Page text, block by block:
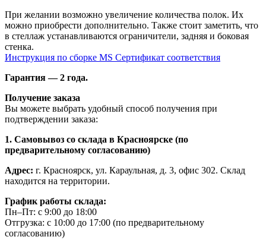
При желании возможно увеличение количества полок. Их
можно приобрести дополнительно. Также стоит заметить, что
в стеллаж устанавливаются ограничители, задняя и боковая
стенка.
Инструкция по сборке MS Сертификат соответствия
Гарантия — 2 года.
Получение заказа
Вы можете выбрать удобный способ получения при
подтверждении заказа:
1. Самовывоз со склада в Красноярске (по
предварительному согласованию)
Адрес: г. Красноярск, ул. Караульная, д. 3, офис 302. Склад
находится на территории.
График работы склада:
Пн–Пт: с 9:00 до 18:00
Отгрузка: с 10:00 до 17:00 (по предварительному
согласованию)